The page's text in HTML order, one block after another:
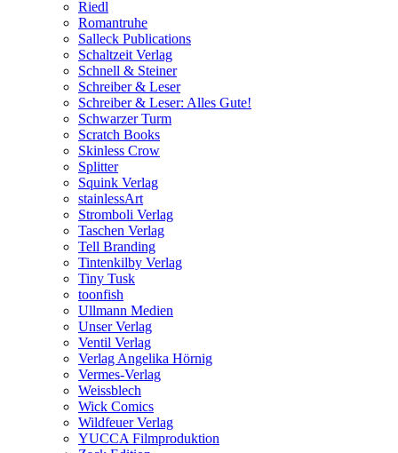
Riedl
Romantruhe
Salleck Publications
Schaltzeit Verlag
Schnell & Steiner
Schreiber & Leser
Schreiber & Leser: Alles Gute!
Schwarzer Turm
Scratch Books
Skinless Crow
Splitter
Squink Verlag
stainlessArt
Stromboli Verlag
Taschen Verlag
Tell Branding
Tintenkilby Verlag
Tiny Tusk
toonfish
Ullmann Medien
Unser Verlag
Ventil Verlag
Verlag Angelika Hörnig
Vermes-Verlag
Weissblech
Wick Comics
Wildfeuer Verlag
YUCCA Filmproduktion